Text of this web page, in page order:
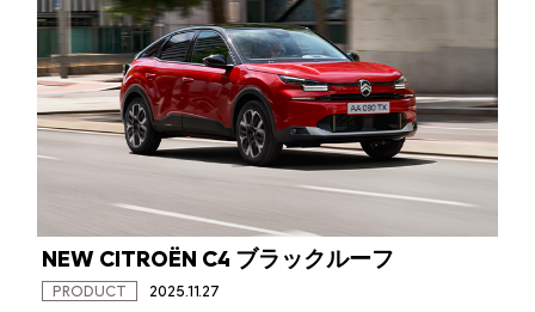
NEW CITROËN C4 ブラックルーフ
PRODUCT 2025.11.27